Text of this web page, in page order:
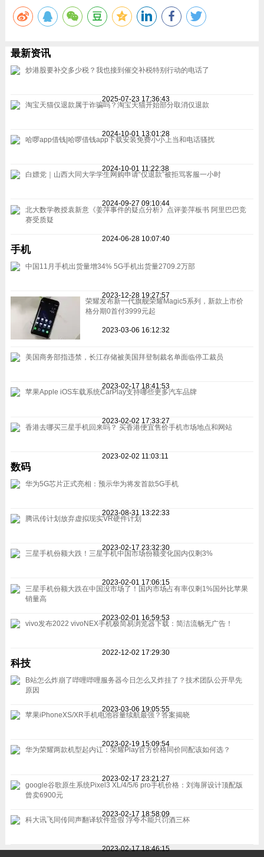
最新资讯
炒港股要补交多少税？我也接到催交补税特别行动的电话了
2025-07-23 17:36:43
淘宝天猫仅退款属于诈骗吗？淘宝天猫开始部分取消仅退款
2024-10-01 13:01:28
哈啰app借钱|哈啰借钱app下载安装免费小小上当和电话骚扰
2024-10-01 11:22:38
白嫖党｜山西大同大学学生网购申请“仅退款”被拒骂客服一小时
2024-09-27 09:10:44
北大数学教授袁新意《姜萍事件的疑点分析》点评姜萍板书 阿里巴巴竞
赛受质疑
2024-06-28 10:07:40
手机
中国11月手机出货量增34% 5G手机出货量2709.2万部
2023-12-28 19:27:57
荣耀发布新一代旗舰荣耀Magic5系列，新款上市价
格分期0首付3999元起
2023-03-06 16:12:32
美国商务部指违禁，长江存储被美国拜登制裁名单面临停工裁员
2023-02-17 18:41:53
苹果Apple iOS车载系统CarPlay支持哪些更多汽车品牌
2023-02-02 17:33:27
香港去哪买三星手机回来吗？ 买香港便宜售价手机市场地点和网站
2023-02-02 11:03:11
数码
华为5G芯片正式亮相：预示华为将发首款5G手机
2023-08-31 13:22:33
腾讯传计划放弃虚拟现实VR硬件计划
2023-02-17 23:32:30
三星手机份额大跌！三星手机中国市场份额变化国内仅剩3%
2023-02-01 17:06:15
三星手机份额大跌在中国没市场了！国内市场占有率仅剩1%国外比苹果
销量高
2023-02-01 16:59:53
vivo发布2022 vivoNEX手机极简易浏览器下载：简洁流畅无广告！
2022-12-02 17:29:30
科技
B站怎么炸崩了哔哩哔哩服务器今日怎么又炸挂了？技术团队公开早先
原因
2023-03-06 19:05:55
苹果iPhoneXS/XR手机电池容量续航最强？答案揭晓
2023-02-19 15:09:54
华为荣耀两款机型起内讧：荣耀Play官方价格同价同配该如何选？
2023-02-17 23:21:27
google谷歌原生系统Pixel3 XL/4/5/6 pro手机价格：刘海屏设计顶配版
曾卖6900元
2023-02-17 18:58:09
科大讯飞同传同声翻译软件造假 浮夸不能只罚酒三杯
2023-02-17 18:46:15